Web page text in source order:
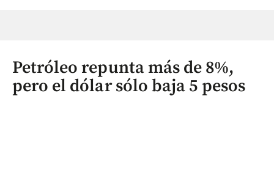
Petróleo repunta más de 8%,
pero el dólar sólo baja 5 pesos